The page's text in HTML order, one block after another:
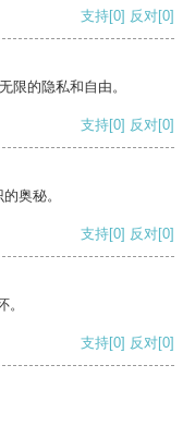
支持[0] 反对[0]
限的隐私和自由。
支持[0] 反对[0]
奥秘。
支持[0] 反对[0]
支持[0] 反对[0]